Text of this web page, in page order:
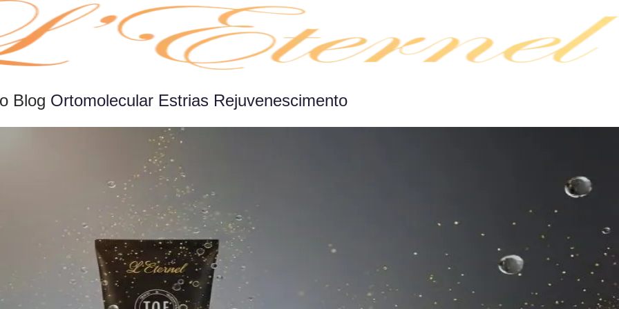
Blog Ortomolecular Estrias Rejuvenescimento